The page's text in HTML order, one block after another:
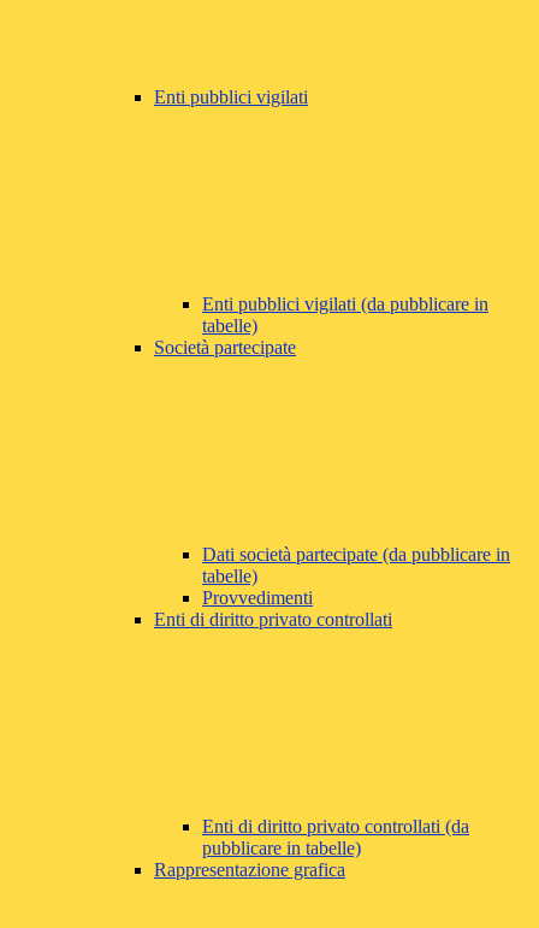
Enti pubblici vigilati
Enti pubblici vigilati (da pubblicare in
tabelle)
Società partecipate
Dati società partecipate (da pubblicare in
tabelle)
Provvedimenti
Enti di diritto privato controllati
Enti di diritto privato controllati (da
pubblicare in tabelle)
Rappresentazione grafica